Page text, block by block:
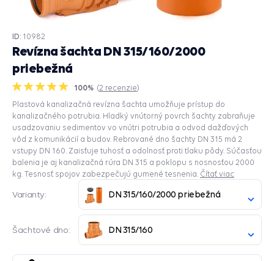
Revízna šachta DN 315/160/2000
priebežná
100% (2 recenzie)
ID: 10982
Plastová kanalizačná revízna šachta umožňuje prístup do
kanalizačného potrubia. Hladký vnútorný povrch šachty zabraňuje
usadzovaniu sedimentov vo vnútri potrubia a odvod dažďových
vôd z komunikácií a budov. Rebrované dno šachty DN 315 má 2
vstupy DN 160. Zaisťuje tuhosť a odolnosť proti tlaku pôdy. Súčasťou
balenia je aj kanalizačná rúra DN 315 a poklopu s nosnosťou 2000
kg. Tesnosť spojov zabezpečujú gumené tesnenia. Čítať viac
Varianty: DN 315/160/2000 priebežná
Šachtové dno: DN 315/160